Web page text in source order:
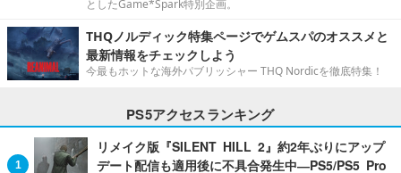
としたGame*Spark特別企画。
THQノルディック特集ページでゲムスパのオススメと
最新情報をチェックしよう
今最もホットな海外パブリッシャー THQ Nordicを徹底特集！
PS5アクセスランキング
リメイク版『SILENT HILL 2』約2年ぶりにアップ
デート配信も適用後に不具合発生中―PS5/PS5 Pro